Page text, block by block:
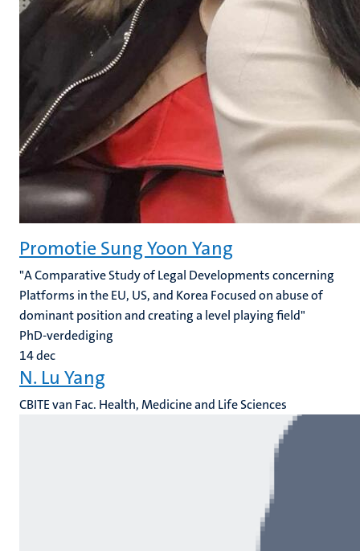
Promotie Sung Yoon Yang
"A Comparative Study of Legal Developments concerning
Platforms in the EU, US, and Korea Focused on abuse of
dominant position and creating a level playing field"
PhD-verdediging
14dec
N. Lu Yang
CBITE van Fac. Health, Medicine and Life Sciences